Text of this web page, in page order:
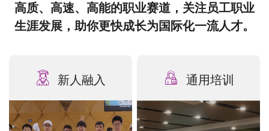
高质、高速、高能的职业赛道，关注员工职业
生涯发展，助你更快成长为国际化一流人才。
新人融入 通用培训